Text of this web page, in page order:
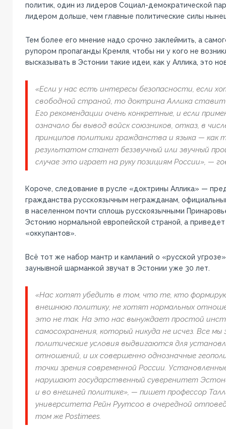
политик, один из лидеров Социал-демократической
лидером дольше, чем главные политические силы
Тем более его мнение надо срочно заклеймить, а
рупором пропаганды Кремля, чтобы ни у кого не
высказывать в Эстонии такие идеи, как у Аллика, это
«Если у нас есть интересы безопасности, если
свободной страной, то доктрина Аллика ставит
Его рекомендации очень конкретные, и если
означало бы вывод войск союзников, отказ, в
принципов политики гражданства и языка — как
результатом станет беззвучный или звучный
случае это играет на руку позициям России», —
Короче, следование в русле «доктрины Аллика» —
гражданства русскоязычным негражданам,
в населенном почти сплошь русскоязычными
Эстонию нормальной европейской страной, а
«оккупантов».
Всё тот же набор мантр и камланий о «русской
заунывной шарманкой звучат в Эстонии уже 30 лет.
«Нас хотят убедить в том, что те, кто
внешнюю политику, не хотят нормальных
это не так. На это нас вынуждает простой
самосохранения, который никуда не исчез. Все мы
политические условия выдвигаются для
отношений, и их совершенно однозначные
точки зрения современной России.
нарушают государственный суверенитет
и во внешней политике», — пишет профессор
университета Рейн Руутсоо в очередной
том же Postimees.